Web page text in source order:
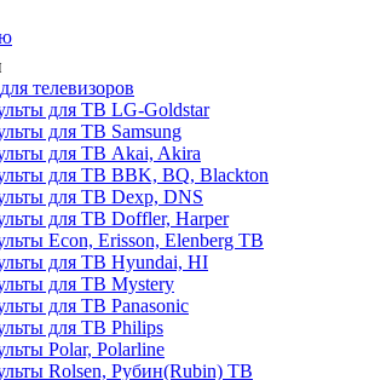
телевизоров
для ТВ LG-Goldstar
для ТВ Samsung
для ТВ Akai, Akira
для ТВ BBK, BQ, Blackton
для ТВ Dexp, DNS
для ТВ Doffler, Harper
Econ, Erisson, Elenberg ТВ
для ТВ Hyundai, HI
для ТВ Mystery
для ТВ Panasonic
для ТВ Philips
Polar, Polarline
Rolsen, Рубин(Rubin) ТВ